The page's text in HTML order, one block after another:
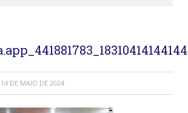
14 DE MAIO DE 2024